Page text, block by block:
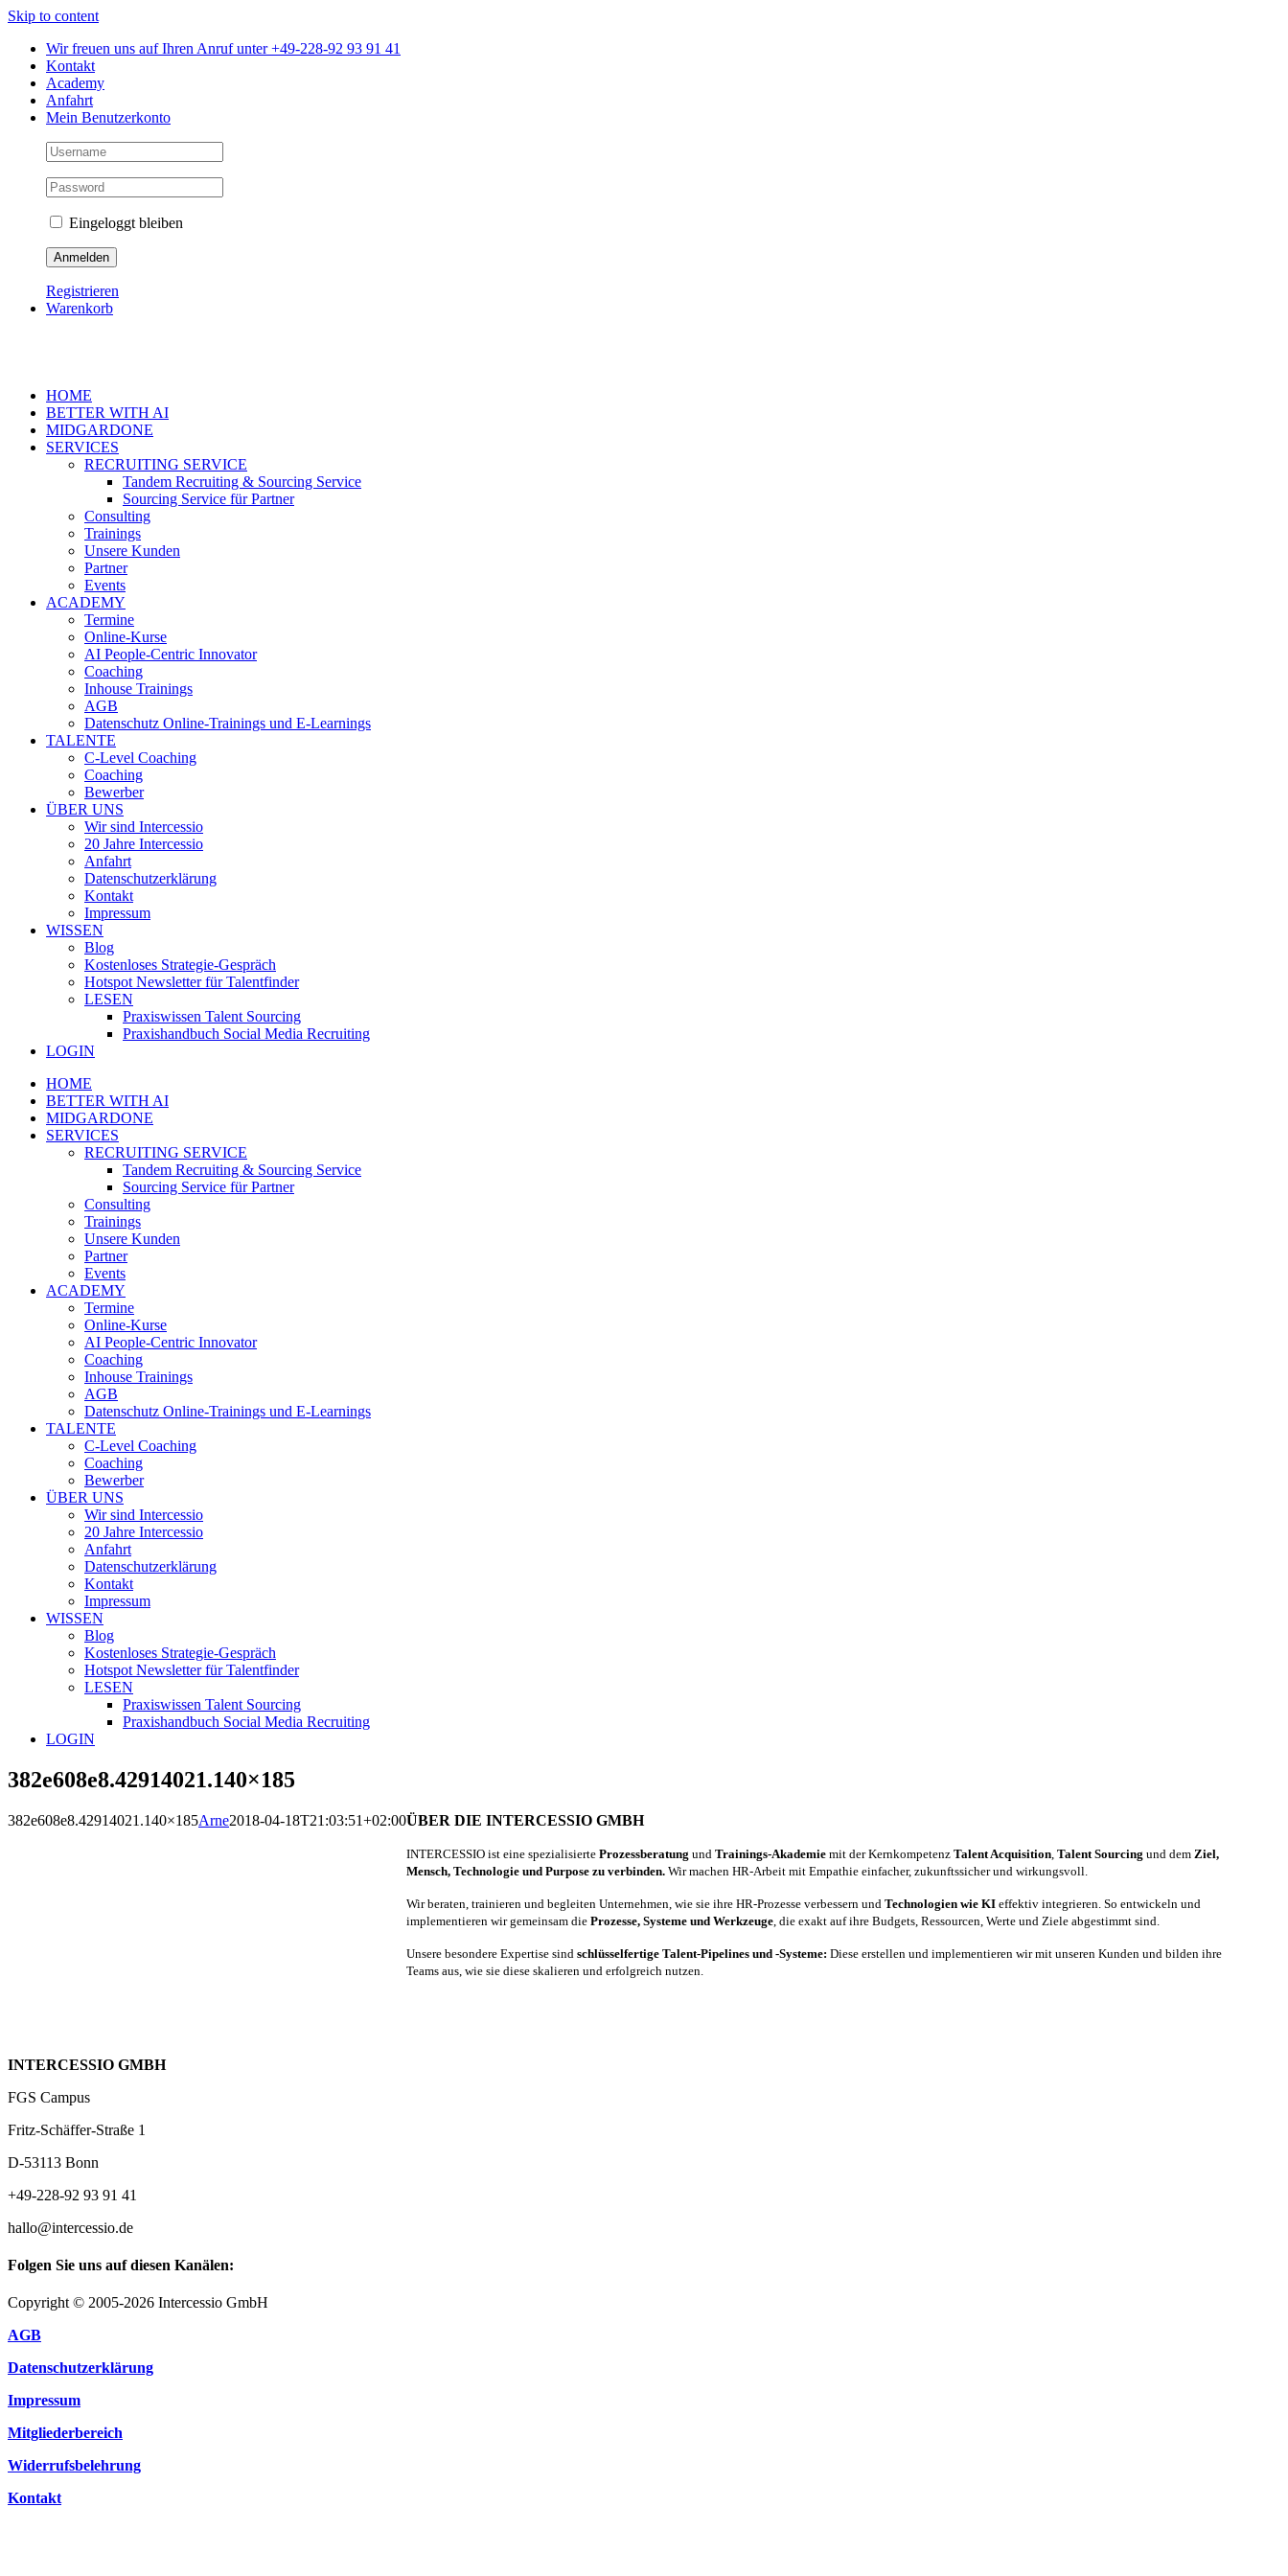
Skip to content
Wir freuen uns auf Ihren Anruf unter +49-228-92 93 91 41
Kontakt
Academy
Anfahrt
Mein Benutzerkonto
Eingeloggt bleiben
Registrieren
Warenkorb
HOME
BETTER WITH AI
MIDGARDONE
SERVICES
RECRUITING SERVICE
Tandem Recruiting & Sourcing Service
Sourcing Service für Partner
Consulting
Trainings
Unsere Kunden
Partner
Events
ACADEMY
Termine
Online-Kurse
AI People-Centric Innovator
Coaching
Inhouse Trainings
AGB
Datenschutz Online-Trainings und E-Learnings
TALENTE
C-Level Coaching
Coaching
Bewerber
ÜBER UNS
Wir sind Intercessio
20 Jahre Intercessio
Anfahrt
Datenschutzerklärung
Kontakt
Impressum
WISSEN
Blog
Kostenloses Strategie-Gespräch
Hotspot Newsletter für Talentfinder
LESEN
Praxiswissen Talent Sourcing
Praxishandbuch Social Media Recruiting
LOGIN
HOME
BETTER WITH AI
MIDGARDONE
SERVICES
RECRUITING SERVICE
Tandem Recruiting & Sourcing Service
Sourcing Service für Partner
Consulting
Trainings
Unsere Kunden
Partner
Events
ACADEMY
Termine
Online-Kurse
AI People-Centric Innovator
Coaching
Inhouse Trainings
AGB
Datenschutz Online-Trainings und E-Learnings
TALENTE
C-Level Coaching
Coaching
Bewerber
ÜBER UNS
Wir sind Intercessio
20 Jahre Intercessio
Anfahrt
Datenschutzerklärung
Kontakt
Impressum
WISSEN
Blog
Kostenloses Strategie-Gespräch
Hotspot Newsletter für Talentfinder
LESEN
Praxiswissen Talent Sourcing
Praxishandbuch Social Media Recruiting
LOGIN
382e608e8.42914021.140×185
382e608e8.42914021.140×185Arne2018-04-18T21:03:51+02:00ÜBER DIE INTERCESSIO GMBH
INTERCESSIO ist eine spezialisierte Prozessberatung und Trainings-Akademie mit der Kernkompetenz Talent Acquisition Talent Sourcing und dem Ziel,
Mensch, Technologie und Purpose zu verbinden. Wir machen HR-Arbeit mit Empathie einfacher, zukunftssicher und wirkungsvoll.
Wir beraten, trainieren und begleiten Unternehmen, wie sie ihre HR-Prozesse verbessern und Technologien wie KI effektiv integrieren. So entwickeln und
implementieren wir gemeinsam die Prozesse, Systeme und Werkzeuge , die exakt auf ihre Budgets, Ressourcen, Werte und Ziele abgestimmt sind.
Unsere besondere Expertise sind schlüsselfertige Talent-Pipelines und -Systeme: Diese erstellen und implementieren wir mit unseren Kunden und bilden ihre
Teams aus, wie sie diese skalieren und erfolgreich nutzen.
INTERCESSIO GMBH
FGS Campus
Fritz-Schäffer-Straße 1
D-53113 Bonn
+49-228-92 93 91 41
hallo@intercessio.de
Folgen Sie uns auf diesen Kanälen:
Copyright © 2005-2026 Intercessio GmbH
AGB
Datenschutzerklärung
Impressum
Mitgliederbereich
Widerrufsbelehrung
Kontakt